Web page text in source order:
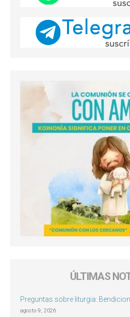
ÚLTIMAS
Preguntas sobre liturgia:
agosto 9, 2026